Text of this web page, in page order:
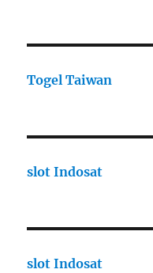
Togel Taiwan
slot Indosat
slot Indosat